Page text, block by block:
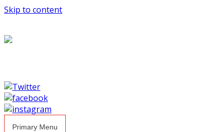
Skip to content
Primary Menu